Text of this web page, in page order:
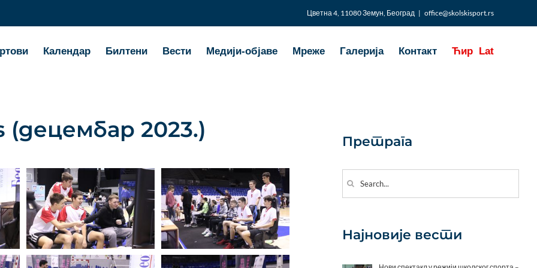
Цветна 4, 11080 Земун, Београд | office@skolskisport.rs
Календар Билтени Вести Медији-објаве Мреже Галерија Контакт Ћир Lat
2023.) Претрага
for:
Најновије вести